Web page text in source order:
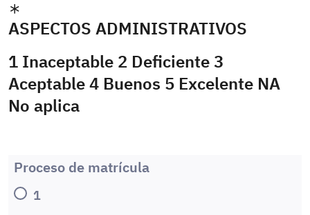
ASPECTOS ADMINISTRATIVOS
1 Inaceptable 2 Deficiente 3
Aceptable 4 Buenos 5 Excelente NA
No aplica
Proceso de matrícula
1